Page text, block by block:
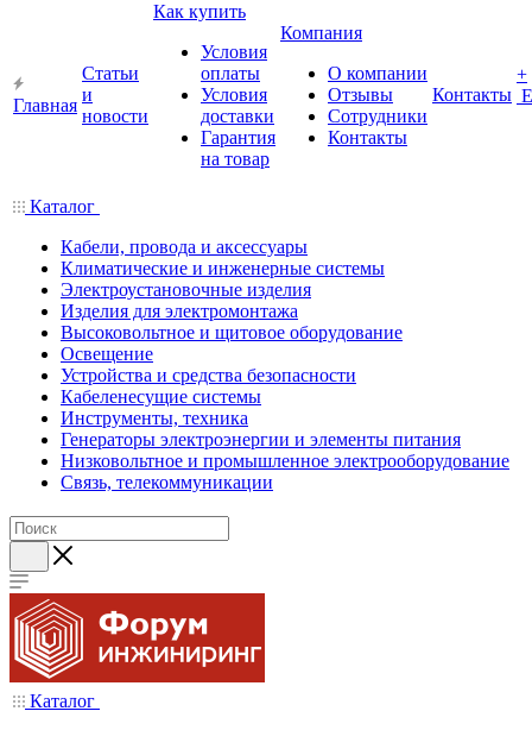
Главная
Статьи
и
новости
Как купить
Условия
оплаты
Условия
доставки
Гарантия
на товар
Компания
О компании
Отзывы
Сотрудники
Контакты
Контакты
+
Каталог
Кабели, провода и аксессуары
Климатические и инженерные системы
Электроустановочные изделия
Изделия для электромонтажа
Высоковольтное и щитовое оборудование
Освещение
Устройства и средства безопасности
Кабеленесущие системы
Инструменты, техника
Генераторы электроэнергии и элементы питания
Низковольтное и промышленное электрооборудование
Связь, телекоммуникации
Каталог